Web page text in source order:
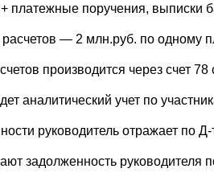
платежные поручения, выписки
— 2 млн.руб. по одному
производится через счет 78
аналитический учет по
руководитель отражает по
задолженность руководителя